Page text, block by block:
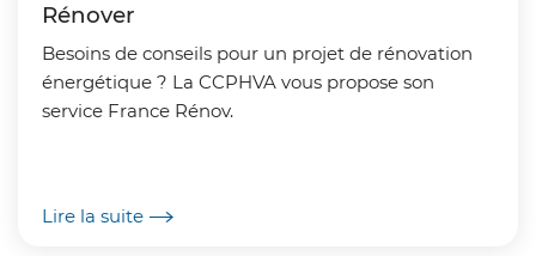
Rénover
Besoins de conseils pour un projet de rénovation
énergétique ? La CCPHVA vous propose son
service France Rénov.
Lire la suite